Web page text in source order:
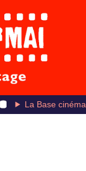
La Base